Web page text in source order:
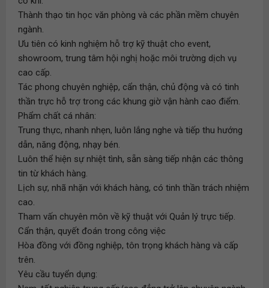
Thành thạo tin học văn phòng và các phần mềm chuyên
ngành.
Ưu tiên có kinh nghiệm hỗ trợ kỹ thuật cho event,
showroom, trung tâm hội nghị hoặc môi trường dịch vụ
cao cấp.
Tác phong chuyên nghiệp, cẩn thận, chủ động và có tinh
thần trực hỗ trợ trong các khung giờ vận hành cao điểm.
Phẩm chất cá nhân:
Trung thực, nhanh nhẹn, luôn lắng nghe và tiếp thu hướng
dẫn, năng động, nhạy bén.
Luôn thể hiện sự nhiệt tình, sẵn sàng tiếp nhận các thông
tin từ khách hàng.
Lịch sự, nhã nhặn với khách hàng, có tinh thần trách nhiệm
cao.
Tham vấn chuyên môn về kỹ thuật với Quản lý trực tiếp.
Cẩn thận, quyết đoán trong công việc
Hòa đồng với đồng nghiệp, tôn trọng khách hàng và cấp
trên.
Yêu cầu tuyển dụng: